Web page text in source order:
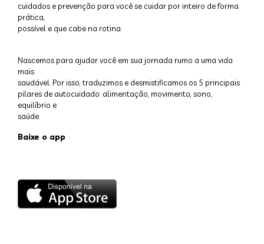
cuidados e prevenção para você se cuidar por inteiro de forma
prática,
possível e que cabe na rotina.
Nascemos para ajudar você em sua jornada rumo a uma vida
mais
saudável. Por isso, traduzimos e desmistificamos os 5 principais
pilares de autocuidado: alimentação, movimento, sono,
equilíbrio e
saúde.
Baixe o app